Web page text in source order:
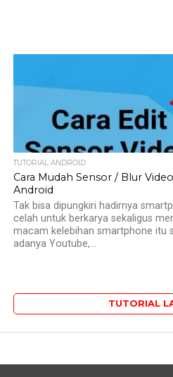
TUTORIAL ANDROID
Cara Mudah Sensor / Blur
Android
Tak bisa dipungkiri hadirnya
celah untuk berkarya sekaligus
macam kelebihan smartphone itu
adanya Youtube,...
TUTORIAL